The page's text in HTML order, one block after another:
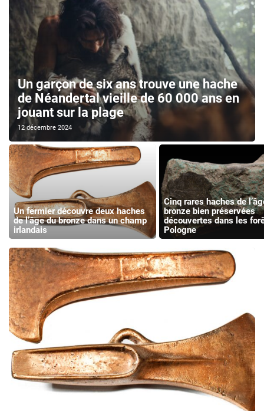
Un garçon de six ans trouve une hache
de Néandertal vieille de 60 000 ans en
jouant sur la plage
12 décembre 2024
Un fermier découvre deux haches
de l’âge du bronze dans un champ
irlandais
Cinq rares haches de
bronze bien préservées
découvertes dans les
Pologne